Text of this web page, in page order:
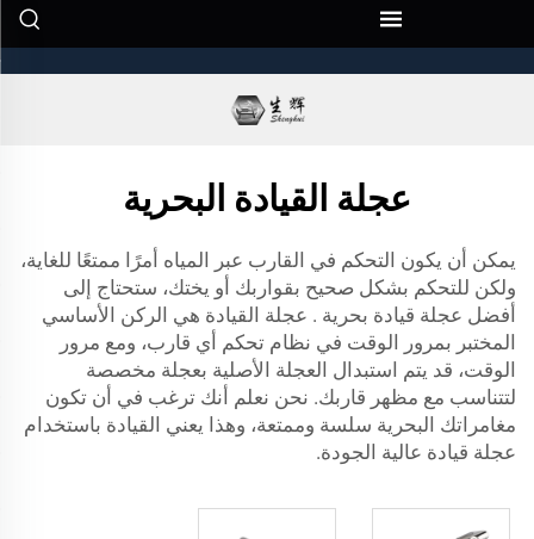
عجلة القيادة البحرية الأفضل. ...">
عجلة القيادة البحرية
يمكن أن يكون التحكم في القارب عبر المياه أمرًا ممتعًا للغاية،
ولكن للتحكم بشكل صحيح بقواربك أو يختك، ستحتاج إلى
أفضل عجلة قيادة بحرية . عجلة القيادة هي الركن الأساسي
المختبر بمرور الوقت في نظام تحكم أي قارب، ومع مرور
الوقت، قد يتم استبدال العجلة الأصلية بعجلة مخصصة
لتتناسب مع مظهر قاربك. نحن نعلم أنك ترغب في أن تكون
مغامراتك البحرية سلسة وممتعة، وهذا يعني القيادة باستخدام
عجلة قيادة عالية الجودة.